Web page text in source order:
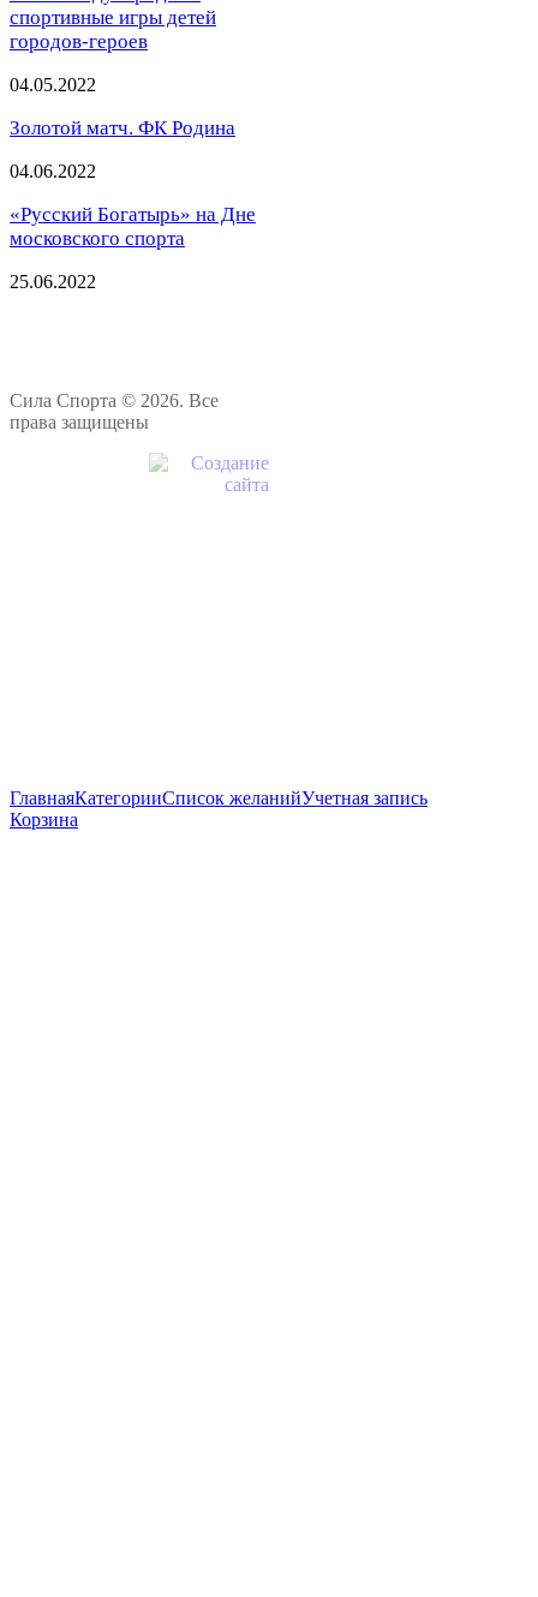
спортивные игры детей
городов-героев
04.05.2022
Золотой матч. ФК Родина
04.06.2022
«Русский Богатырь» на Дне
московского спорта
25.06.2022
Сила Спорта © 2026. Все
права защищены
ГлавнаяКатегорииСписок желанийУчетная запись
Корзина